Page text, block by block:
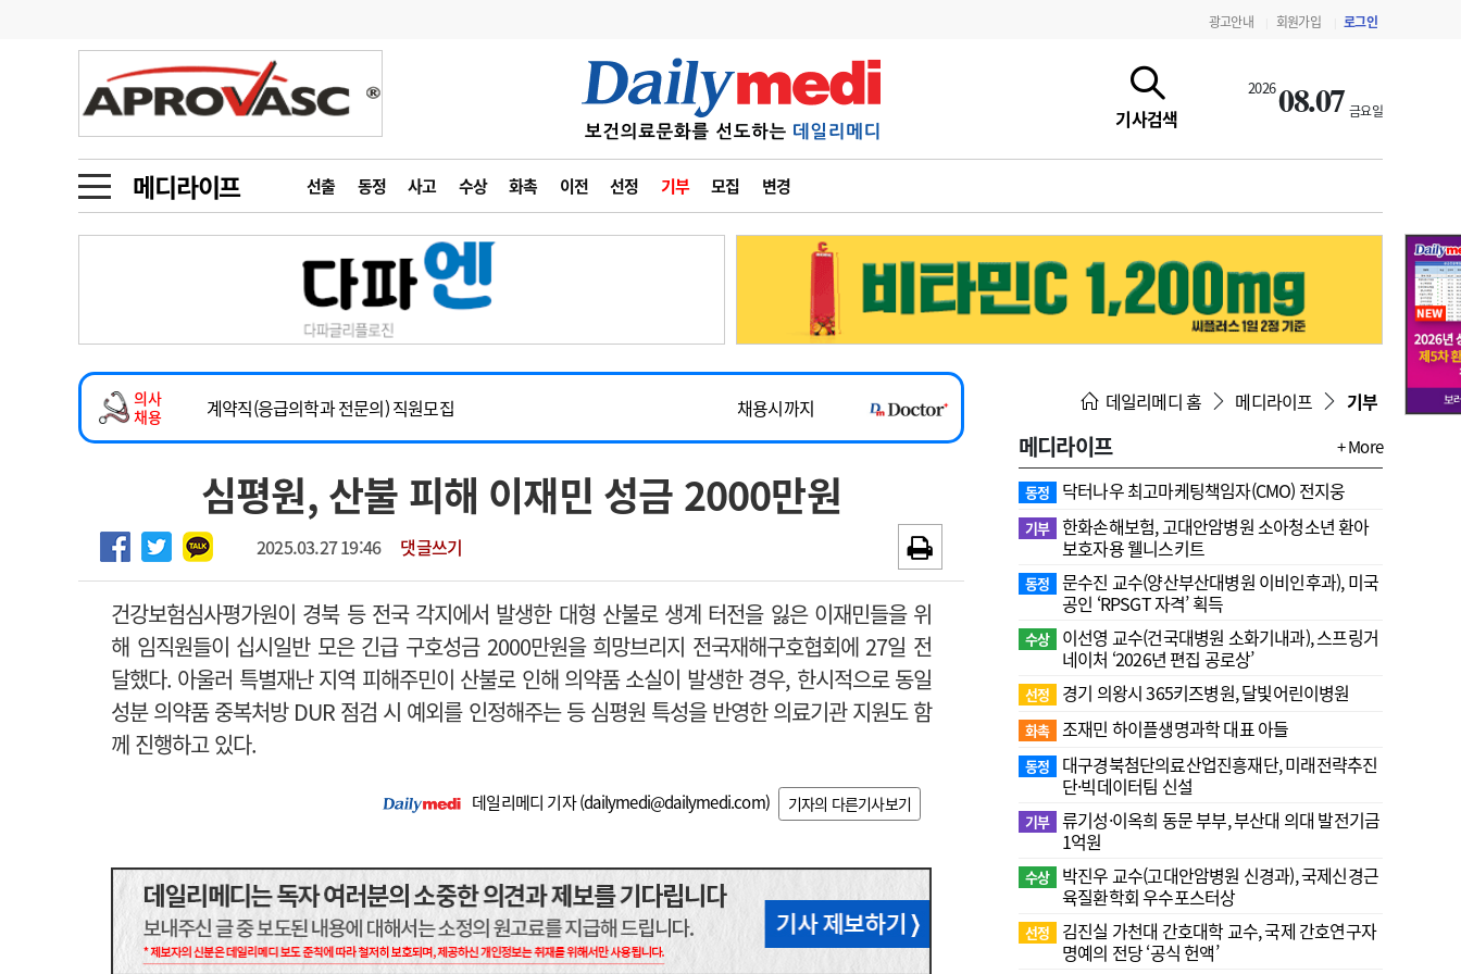
광고안내 회원가입 로그인
기사검색
202608.07 금요일
메디라이프 선출 동정 사고 수상 화촉 이전 선정 기부 모집 변경
금주의 검색어
1
의사인력 수급 추계
2
성분명 처방
3
AI의료
4
전공의 모집 결과
6
관리급여 실시
지필공 지원책
수련환경 개선
의과대학 입시
메디인포 인사 사고
오피니언 칼럼 수첩
인물 피플
동영상뉴스
포토뉴스
메디 Hospital 지역병원 중소병원
인포메이션 행정처분 판례 정책/통계 공시 지침·기준·평가 약제급여 심사 결과
회사소개 법적고지 광고안내
의사
채용
2026년 하반기 인턴 모집
~2026-08-31
마취통증의학과 임기제 임상의사 채용
채용시까지
계약직(응급의학과 전문의) 직원모집
채용시까지
하반기 전공의(레지던트1년차) 모집
~2026-08-15
2026년 하반기 인턴 모집
~2026-08-31
마취통증의학과 임기제 임상의사 채용
심평원, 산불 피해 이재민 성금 2000만원
2025.03.27 19:46 댓글쓰기
건강보험심사평가원이 경북 등 전국 각지에서 발생한 대형 산불로 생계 터전을 잃은 이재민들을 위
해 임직원들이 십시일반 모은 긴급 구호성금 2000만원을 희망브리지 전국재해구호협회에 27일 전
달했다. 아울러 특별재난 지역 피해주민이 산불로 인해 의약품 소실이 발생한 경우, 한시적으로 동일
성분 의약품 중복처방 DUR 점검 시 예외를 인정해주는 등 심평원 특성을 반영한 의료기관 지원도 함
께 진행하고 있다.
데일리메디 기자 (dailymedi@dailymedi.com) 기자의 다른기사보기
데일리메디 홈 메디라이프 기부
메디라이프 + More
동정 닥터나우 최고마케팅책임자(CMO) 전지웅
기부 한화손해보험, 고대안암병원 소아청소년 환아
보호자용 웰니스키트
동정
문수진 교수( 양산부산대병원 이비인후과), 미국
공인 ‘RPSGT 자격’ 획득
수상
이선영 교수(건국대병원 소화기내과), 스프링거
네이처 ‘2026년 편집 공로상’
선정 경기 의왕시 365키즈병원, 달빛어린이병원
화촉 조재민 하이플생명과학 대표 아들
동정
대구경북첨단의료산업진흥재단, 미래전략추진
단·빅데이터팀 신설
기부 류기성·이옥희 동문 부부, 부산대 의대 발전기금
1억원
수상
박진우 교수(고대안암병원 신경과), 국제신경근
육질환학회 우수포스터상
선정
김진실 가천대 간호대학 교수, 국제 간호연구자
명예의 전당 ‘공식 헌액’